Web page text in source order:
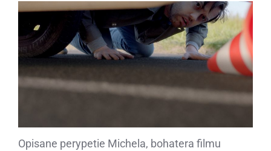
Opisane perypetie Michela, bohatera filmu